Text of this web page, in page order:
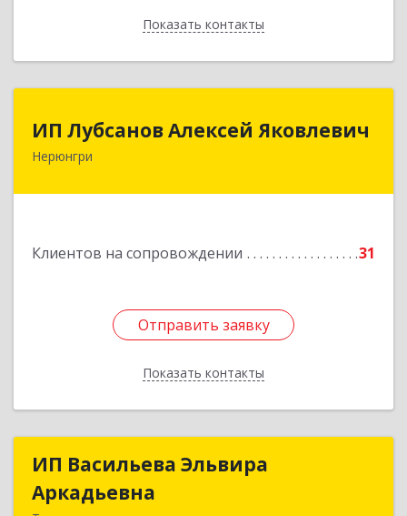
Показать контакты
Назад
ИП Лубсанов Алексей Яковлевич
Нерюнгри
Клиентов на сопровождении 31
Отправить заявку
Показать контакты
ИП Лубсанов Алексей Яковлевич
675002, Амурская область, г. Благовещенск, ул.
Отправить заявку
Назад
ИП Васильева Эльвира
Аркадьевна
ИП Васильева Эльвира